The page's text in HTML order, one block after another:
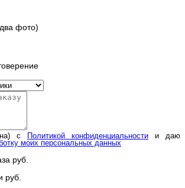
фото)
с Политикой конфиденциальности и даю
моих персональных данных
руб.
руб.